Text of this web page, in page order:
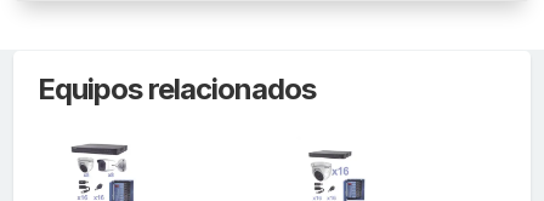
Equipos relacionados